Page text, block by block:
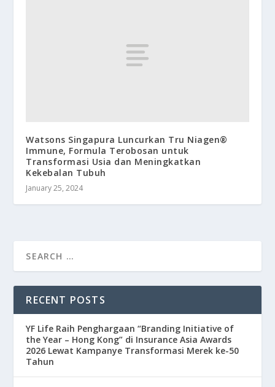
Watsons Singapura Luncurkan Tru Niagen®
Immune, Formula Terobosan untuk
Transformasi Usia dan Meningkatkan
Kekebalan Tubuh
January 25, 2024
RECENT POSTS
YF Life Raih Penghargaan “Branding Initiative of
the Year – Hong Kong” di Insurance Asia Awards
2026 Lewat Kampanye Transformasi Merek ke-50
Tahun